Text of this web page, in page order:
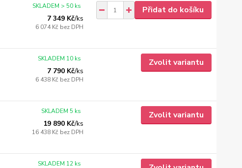
7 349 Kč/ks
6 074 Kč bez DPH
SKLADEM > 50 ks Přidat do košíku
7 790 Kč/ks
6 438 Kč bez DPH
SKLADEM 10 ks Zvolit variantu
19 890 Kč/ks
16 438 Kč bez DPH
SKLADEM 5 ks Zvolit variantu
SKLADEM 12 ks